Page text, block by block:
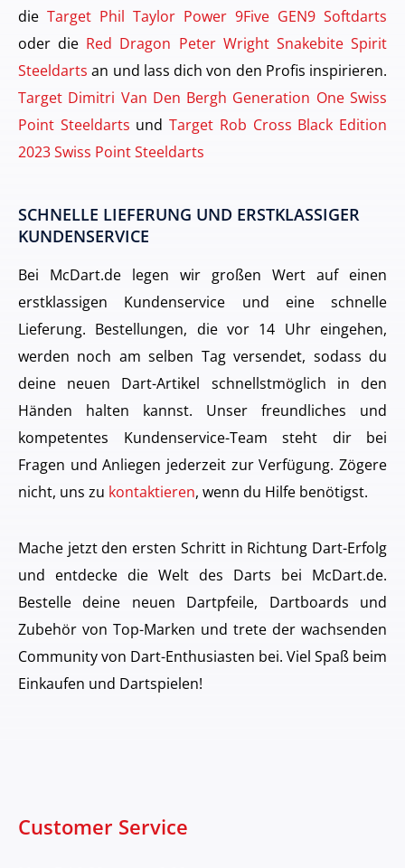
die Target Phil Taylor Power 9Five GEN9 Softdarts
oder die Red Dragon Peter Wright Snakebite Spirit
Steeldarts an und lass dich von den Profis inspirieren.
Target Dimitri Van Den Bergh Generation One Swiss
Point Steeldarts undTarget Rob Cross Black Edition
2023 Swiss Point Steeldarts
SCHNELLE LIEFERUNG UND ERSTKLASSIGER
KUNDENSERVICE
Bei McDart.de legen wir großen Wert auf einen
erstklassigen Kundenservice und eine schnelle
Lieferung. Bestellungen, die vor 14 Uhr eingehen,
werden noch am selben Tag versendet, sodass du
deine neuen Dart-Artikel schnellstmöglich in den
Händen halten kannst. Unser freundliches und
kompetentes Kundenservice-Team steht dir bei
Fragen und Anliegen jederzeit zur Verfügung. Zögere
nicht, uns zu kontaktieren, wenn du Hilfe benötigst.
Mache jetzt den ersten Schritt in Richtung Dart-Erfolg
und entdecke die Welt des Darts bei McDart.de.
Bestelle deine neuen Dartpfeile, Dartboards und
Zubehör von Top-Marken und trete der wachsenden
Community von Dart-Enthusiasten bei. Viel Spaß beim
Einkaufen und Dartspielen!
Customer Service